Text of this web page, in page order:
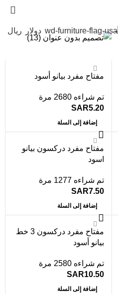
دولار ريال
مفتاح مفرد بيانو أسود
تم شراءه 2680 مرة
SAR5.20
إضافة إلى السلة
مفتاح مفرد دركسون بيانو
اسود
تم شراءه 1277 مرة
SAR7.50
إضافة إلى السلة
مفتاح مفرد دركسون 3 خط
بيانو أسود
تم شراءه 2580 مرة
SAR10.50
إضافة إلى السلة